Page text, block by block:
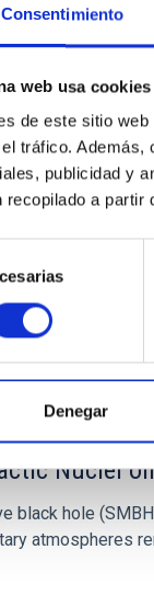
Consentimiento
web usa cookies
de este sitio
tráfico. Además,
publicidad y
recopilado a partir
Denegar
Fourier
meter Twin
NÚMERO DE
Nuclei
black hole
atmospheres